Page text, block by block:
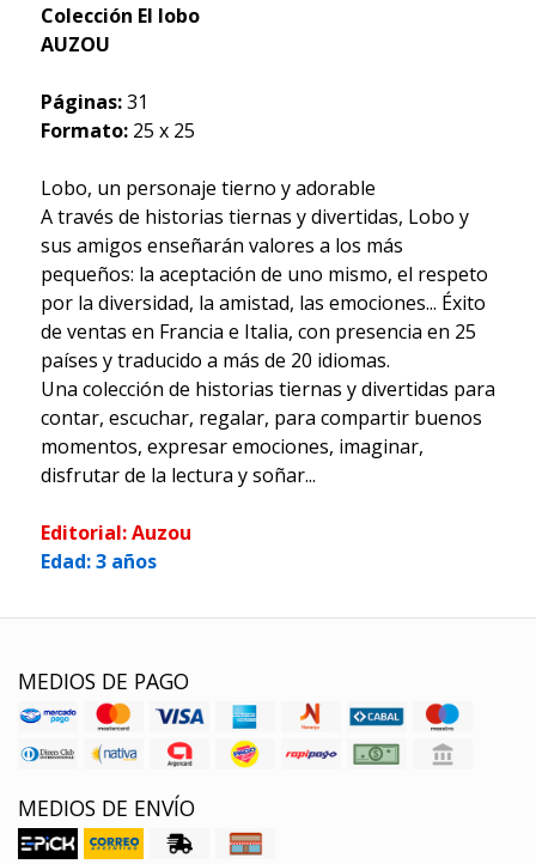
Colección El lobo
AUZOU
Páginas:31
Formato:25 x 25
Lobo, un personaje tierno y adorable
A través de historias tiernas y divertidas, Lobo y
sus amigos enseñarán valores a los más
pequeños: la aceptación de uno mismo, el respeto
por la diversidad, la amistad, las emociones... Éxito
de ventas en Francia e Italia, con presencia en 25
países y traducido a más de 20 idiomas.
Una colección de historias tiernas y divertidas para
contar, escuchar, regalar, para compartir buenos
momentos, expresar emociones, imaginar,
disfrutar de la lectura y soñar...
Editorial: Auzou
Edad: 3 años
MEDIOS DE PAGO
MEDIOS DE ENVÍO